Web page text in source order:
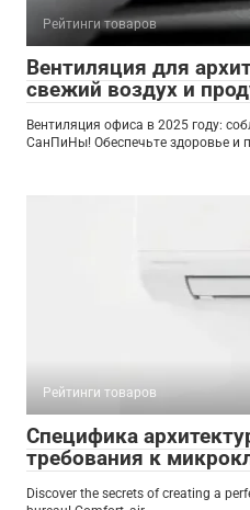
Рейтинги товаров
Вентиляция для
свежий воздух и
Вентиляция офиса в 2025 году:
СанПиНы! Обеспечьте здоровье и
Рейтинги товаров
Специфика
требования к
Discover the secrets of creating a